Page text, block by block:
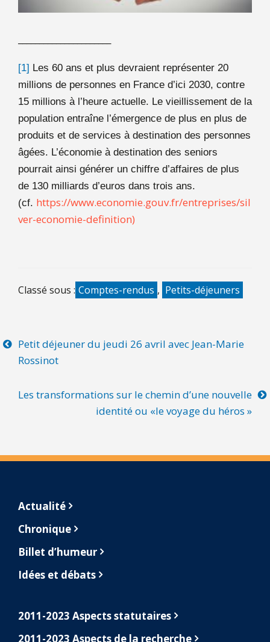
[1] Les 60 ans et plus devraient représenter 20
millions de personnes en France d’ici 2030, contre
15 millions à l’heure actuelle. Le vieillissement de la
population entraîne l’émergence de plus en plus de
produits et de services à destination des personnes
âgées. L’économie à destination des seniors
pourrait ainsi générer un chiffre d’affaires de plus
de 130 milliards d’euros dans trois ans.
(cf. https://www.economie.gouv.fr/entreprises/sil
ver-economie-definition)
Classé sous : Comptes-rendus , Petits-déjeuners
Petit déjeuner du jeudi 26 avril avec Jean-Marie
Rossinot
Les transformations sur le chemin d’une nouvelle
identité ou «le voyage du héros »
Footer
Actualité
Chronique
Billet d’humeur
Idées et débats
2011-2023 Aspects statutaires
2011-2023 Aspects de la recherche